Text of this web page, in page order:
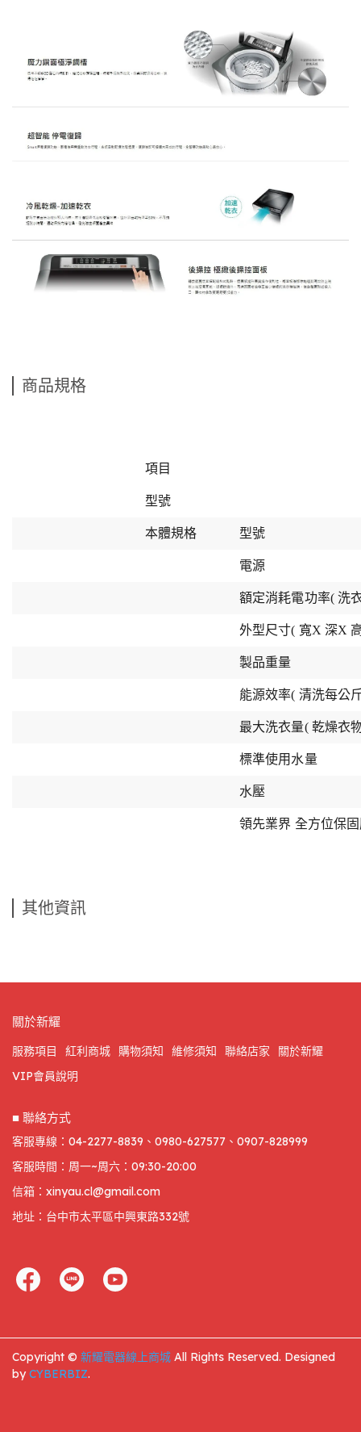
商品規格
項目
型號
本體規格 型號
電源
額定消耗電功率( 洗
外型尺寸( 寬X 深X
製品重量
能源效率( 清洗每公
最大洗衣量( 乾燥衣
標準使用水量
水壓
領先業界 全方位保
其他資訊
關於新耀
服務項目 紅利商城 購物須知 維修須知 聯絡店家
關於新耀
VIP會員說明
■ 聯絡方式
客服專線：04-2277-8839、0980-627577、0907-828999
客服時間：周一~周六：09:30-20:00
信箱：xinyau.cl@gmail.com
地址：台中市太平區中興東路332號
Copyright © 新耀電器線上商城 All Rights Reserved. Designed
byCYBERBIZ.